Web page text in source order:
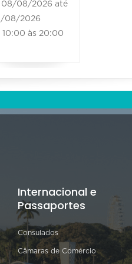
08/08/2026 até
08/2026
às 20:00
Internacional e
Passaportes
Consulados
Câmaras de Comércio